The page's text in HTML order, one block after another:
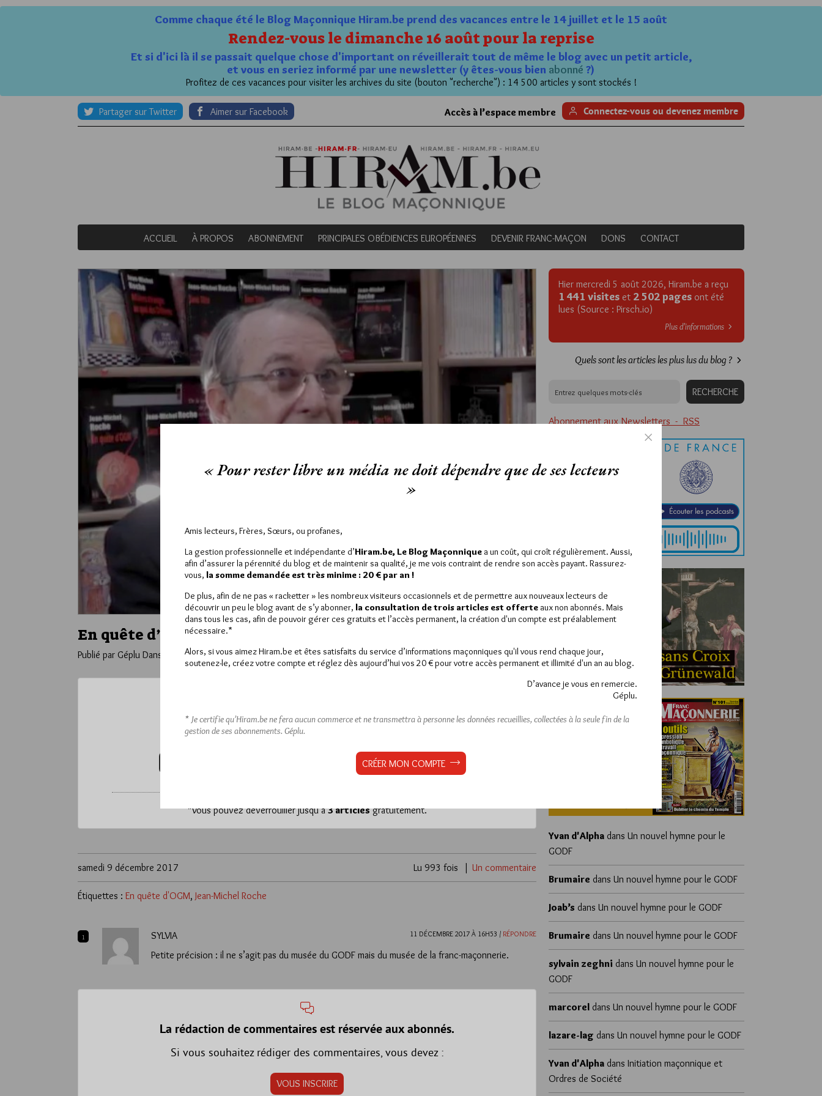
Comme chaque été le Blog Maçonnique Hiram.be prend des vacances entre le 14 juillet et le 15 août
Rendez-vous le dimanche 16 août pour la reprise
Et si d'ici là il se passait quelque chose d'important on réveillerait tout de même le blog avec un petit article,
et vous en seriez informé par une newsletter (y êtes-vous bien abonné ?)
Profitez de ces vacances pour visiter les archives du site (bouton "recherche") : 14 500 articles y sont stockés !
Partager sur Twitter Aimer sur Facebook Accès à l’espace membre Connectez-vous ou devenez membre
ACCUEIL À PROPOS ABONNEMENT PRINCIPALES OBÉDIENCES EUROPÉENNES DEVENIR FRANC-MAÇON DONS CONTACT
En quête d’OGM… Un polar maçonnique de J.M. Roche
Publié par Géplu Dans Edition
Ce contenu est réservé aux abonnés.
Pour accéder à cet article, vous pouvez choisir de :
LE DÉVERROUILLERGRATUITEMENT*
*Vous pouvez déverrouiller jusqu’à3 articlesgratuitement.
samedi 9 décembre 2017 Un commentaire
Lu 993 fois
Étiquettes : En quête d'OGM, Jean-Michel Roche
1 SYLVIA 11 DÉCEMBRE 2017 À 16H53 / RÉPONDRE
Petite précision : il ne s’agit pas du musée du GODF mais du musée de la franc-maçonnerie.
La rédaction de commentaires est réservée aux abonnés.
Si vous souhaitez rédiger des commentaires, vous devez :
VOUS INSCRIRE
Hier mercredi 5 août 2026, Hiram.be a reçu
1 441 visites et 2 502 pages ont été
lues (Source : Pirsch.io)
Plus d’informations
Quels sont les articles les plus lus du blog ?
Abonnement aux Newsletters - RSS
Yvan d'Alpha dans Un nouvel hymne pour le
GODF
Brumaire dans Un nouvel hymne pour le GODF
Joab’s dans Un nouvel hymne pour le GODF
Brumaire dans Un nouvel hymne pour le GODF
sylvain zeghni dans Un nouvel hymne pour le
GODF
marcorel dans Un nouvel hymne pour le GODF
lazare-lag dans Un nouvel hymne pour le GODF
Yvan d'Alpha dans Initiation maçonnique et
Ordres de Société
« Pour rester libre un média ne doit dépendre que de ses lecteurs
»
Amis lecteurs, Frères, Sœurs, ou profanes,
La gestion professionnelle et indépendante d’Hiram.be, Le Blog Maçonnique a un coût, qui croît régulièrement. Aussi,
afin d’assurer la pérennité du blog et de maintenir sa qualité, je me vois contraint de rendre son accès payant. Rassurez-
vous, la somme demandée est très minime : 20 € par an !
De plus, afin de ne pas « racketter » les nombreux visiteurs occasionnels et de permettre aux nouveaux lecteurs de
découvrir un peu le blog avant de s’y abonner, la consultation de trois articles est offerte aux non abonnés. Mais
dans tous les cas, afin de pouvoir gérer ces gratuits et l’accès permanent, la création d'un compte est préalablement
nécessaire.*
Alors, si vous aimez Hiram.be et êtes satisfaits du service d’informations maçonniques qu'il vous rend chaque jour,
soutenez-le, créez votre compte et réglez dès aujourd’hui vos 20 € pour votre accès permanent et illimité d'un an au blog.
D’avance je vous en remercie.
Géplu.
* Je certifie qu’Hiram.be ne fera aucun commerce et ne transmettra à personne les données recueillies, collectées à la seule fin de la
gestion de ses abonnements. Géplu.
CRÉER MON COMPTE